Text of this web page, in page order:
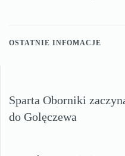
OSTATNIE INFOMACJE
Sparta Oborniki
do Golęczewa